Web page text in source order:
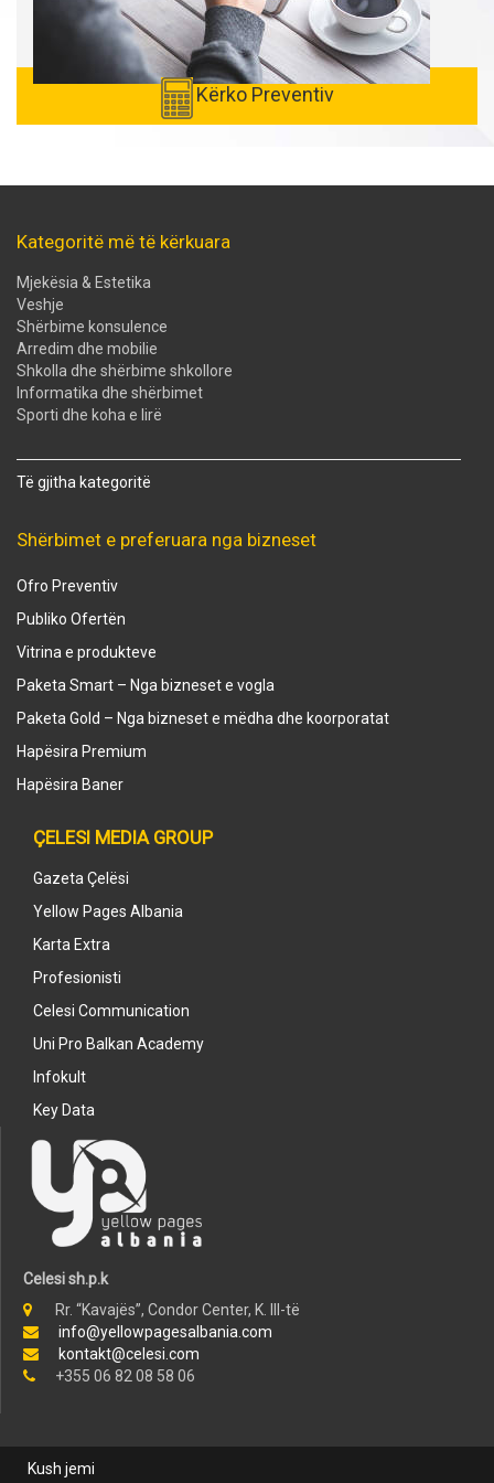
Kërko Preventiv
Kategoritë më të kërkuara
Mjekësia & Estetika
Veshje
Shërbime konsulence
Arredim dhe mobilie
Shkolla dhe shërbime shkollore
Informatika dhe shërbimet
Sporti dhe koha e lirë
Të gjitha kategoritë
Shërbimet e preferuara nga bizneset
Ofro Preventiv
Publiko Ofertën
Vitrina e produkteve
Paketa Smart – Nga bizneset e vogla
Paketa Gold – Nga bizneset e mëdha dhe koorporatat
Hapësira Premium
Hapësira Baner
ÇELESI MEDIA GROUP
Gazeta Çelësi
Yellow Pages Albania
Karta Extra
Profesionisti
Celesi Communication
Uni Pro Balkan Academy
Infokult
Key Data
Celesi sh.p.k
Rr. “Kavajës”, Condor Center, K. III-të
info@yellowpagesalbania.com
kontakt@celesi.com
+355 06 82 08 58 06
Kush jemi